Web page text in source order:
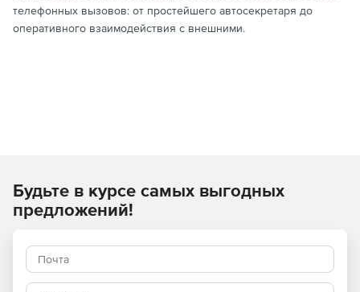
телефонных вызовов: от простейшего автосекретаря до
оперативного взаимодействия с внешними.
Будьте в курсе самых выгодных
предложений!